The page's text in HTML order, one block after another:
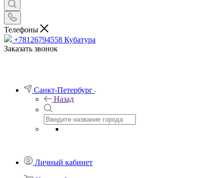
Телефоны
+78126794558 Кубатура
Заказать звонок
Санкт-Петербург
Назад
Личный кабинет